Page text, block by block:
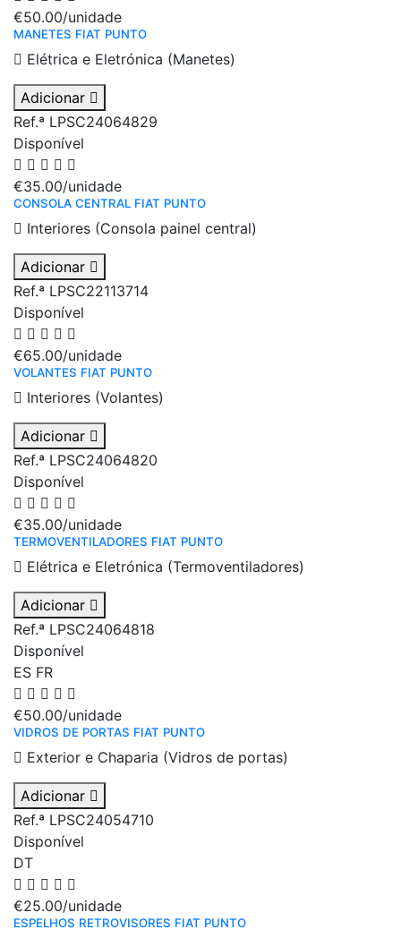
€50.00/unidade
MANETES FIAT PUNTO
Elétrica e Eletrónica (Manetes)
Adicionar
Ref.ª LPSC24064829
Disponível
€35.00/unidade
CONSOLA CENTRAL FIAT PUNTO
Interiores (Consola painel central)
Adicionar
Ref.ª LPSC22113714
Disponível
€65.00/unidade
VOLANTES FIAT PUNTO
Interiores (Volantes)
Adicionar
Ref.ª LPSC24064820
Disponível
€35.00/unidade
TERMOVENTILADORES FIAT PUNTO
Elétrica e Eletrónica (Termoventiladores)
Adicionar
Ref.ª LPSC24064818
Disponível
ES FR
€50.00/unidade
VIDROS DE PORTAS FIAT PUNTO
Exterior e Chaparia (Vidros de portas)
Adicionar
Ref.ª LPSC24054710
Disponível
DT
€25.00/unidade
ESPELHOS RETROVISORES FIAT PUNTO